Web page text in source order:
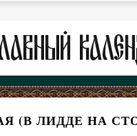
(В ЛИДДЕ НА